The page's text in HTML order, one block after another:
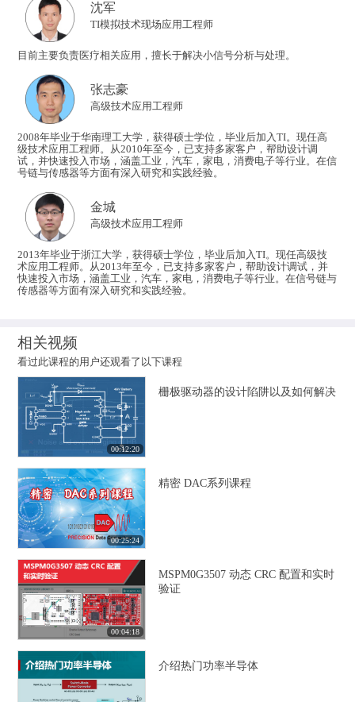
沈军
​TI模拟技术现场应用工程师
目前主要负责医疗相关应用，擅长于解决小信号分析与处理。
张志豪
高级技术应用工程师
2008年毕业于华南理工大学，获得硕士学位，毕业后加入TI。现任高
级技术应用工程师。从2010年至今，已支持多家客户，帮助设计调
试，并快速投入市场，涵盖工业，汽车，家电，消费电子等行业。在信
号链与传感器等方面有深入研究和实践经验。
金城
高级技术应用工程师
2013年毕业于浙江大学，获得硕士学位，毕业后加入TI。现任高级技
术应用工程师。从2013年至今，已支持多家客户，帮助设计调试，并
快速投入市场，涵盖工业，汽车，家电，消费电子等行业。在信号链与
传感器等方面有深入研究和实践经验。
相关视频
看过此课程的用户还观看了以下课程
00:12:20
栅极驱动器的设计陷阱以及如何解决
00:25:24
精密 DAC系列课程
00:04:18
MSPM0G3507 动态 CRC 配置和实时
验证
介绍热门功率半导体